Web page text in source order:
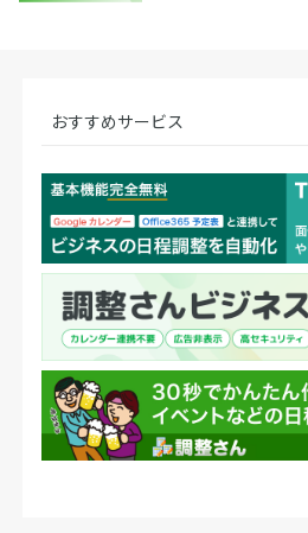
おすすめサービス